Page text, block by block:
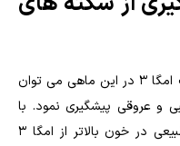
به دلیل وجود مقادیر بالا اسیدهای چرب امگا ۳ در این ماهی می توان
و عروقی پیشگیری نمود. با
توجه به اینکه درصد امگا ۶ به طور طبیعی در خون بالاتر از امگا ۳